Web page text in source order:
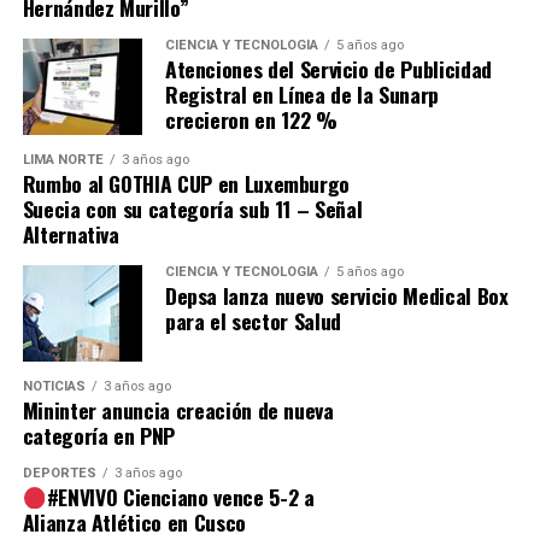
Source link
Comparte esto:
Hernández Murillo”
CIENCIA Y TECNOLOGÍA 5 años ago
Atenciones del Servicio de Publicidad
Registral en Línea de la Sunarp
crecieron en 122 %
LIMA NORTE 3 años ago
Rumbo al GOTHIA CUP en Luxemburgo
Suecia con su categoría sub 11 – Señal
Alternativa
CIENCIA Y TECNOLOGÍA 5 años ago
Depsa lanza nuevo servicio Medical Box
para el sector Salud
NOTICIAS 3 años ago
Mininter anuncia creación de nueva
categoría en PNP
DEPORTES 3 años ago
#ENVIVO Cienciano vence 5-2 a
Alianza Atlético en Cusco